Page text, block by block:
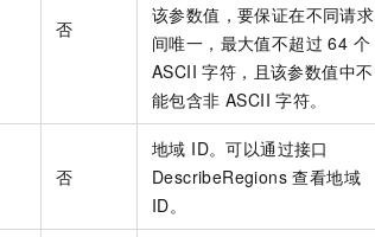
否
该参数值，要保证在不同请求
间唯一，最大值不超过 64 个
ASCII 字符，且该参数值中不
能包含非 ASCII 字符。
否
地域 ID。可以通过接口
DescribeRegions 查看地域
ID。